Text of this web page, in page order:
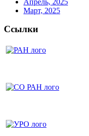
Март, 2025
Ссылки